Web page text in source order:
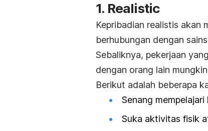
1. Realistic
Kepribadian realistis akan
berhubungan dengan
Sebaliknya, pekerjaan
dengan orang lain
Berikut adalah beberapa
Senang
Suka aktivitas fisik